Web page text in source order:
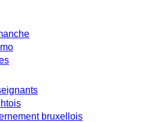
bruxellois